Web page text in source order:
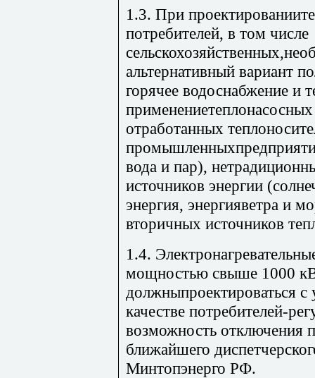
1.3. При
потребителей, в том числе
альтернативный вариант
горячее водоснабжение и
отработанных
вода и пар),
источников энергии
энергия, энергияветра и
вторичных источников
1.4.
мощностью свыше 1000
должныпроектироваться
качестве потребителей-
возможность отключения
ближайшего
Минтопэнерго РФ.